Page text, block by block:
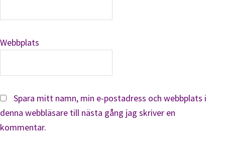
Webbplats
Spara mitt namn, min e-postadress och webbplats i
denna webbläsare till nästa gång jag skriver en
kommentar.